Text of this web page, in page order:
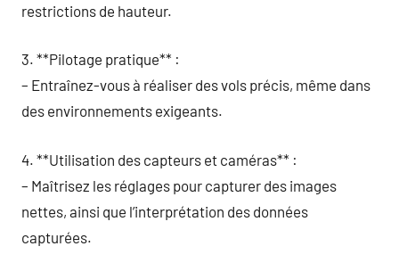
restrictions de hauteur.
3. **Pilotage pratique** :
– Entraînez-vous à réaliser des vols précis, même dans
des environnements exigeants.
4. **Utilisation des capteurs et caméras** :
– Maîtrisez les réglages pour capturer des images
nettes, ainsi que l’interprétation des données
capturées.